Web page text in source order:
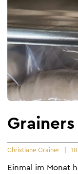
Christiane Grainer
Einmal im Monat